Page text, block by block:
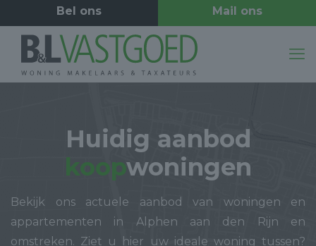
Huidig aanbod
koopwoningen
Bekijk ons actuele aanbod van woningen en
appartementen in Alphen aan den Rijn en
omstreken. Ziet u hier uw ideale woning tussen?